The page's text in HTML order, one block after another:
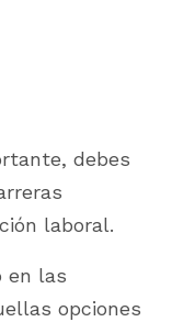
debes
laboral.
en las
opciones